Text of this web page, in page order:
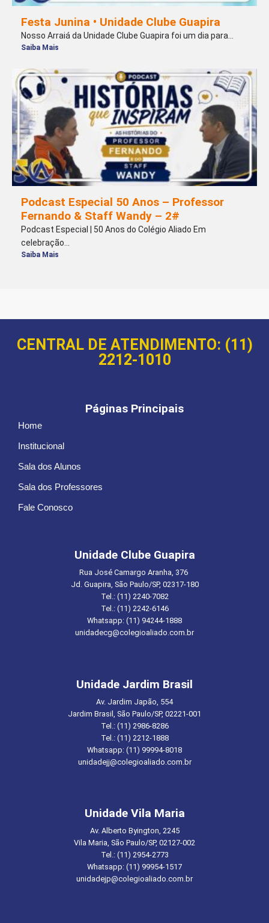
Festa Junina • Unidade Clube Guapira
Nosso Arraiá da Unidade Clube Guapira foi um dia para...
Saiba Mais
Podcast Especial 50 Anos – Professor
Fernando & Staff Wandy – 2#
Podcast Especial | 50 Anos do Colégio Aliado Em
celebração...
Saiba Mais
CENTRAL DE ATENDIMENTO: (11)
2212-1010
Páginas Principais
Home
Institucional
Sala dos Alunos
Sala dos Professores
Fale Conosco
Unidade Clube Guapira
Rua José Camargo Aranha, 376
Jd. Guapira, São Paulo/SP, 02317-180
Tel.: (11) 2240-7082
Tel.: (11) 2242-6146
Whatsapp: (11) 94244-1888
unidadecg@colegioaliado.com.br
Unidade Jardim Brasil
Av. Jardim Japão, 554
Jardim Brasil, São Paulo/SP, 02221-001
Tel.: (11) 2986-8286
Tel.: (11) 2212-1888
Whatsapp: (11) 99994-8018
unidadejj@colegioaliado.com.br
Unidade Vila Maria
Av. Alberto Byington, 2245
Vila Maria, São Paulo/SP, 02127-002
Tel.: (11) 2954-2773
Whatsapp: (11) 99954-1517
unidadejp@colegioaliado.com.br